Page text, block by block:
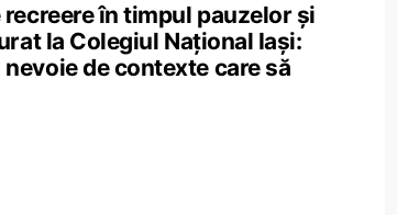
în timpul pauzelor și
la Colegiul Național Iași:
de contexte care să